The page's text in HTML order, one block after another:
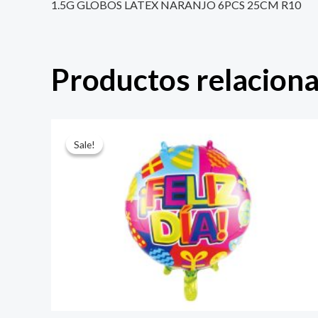
1.5G GLOBOS LATEX NARANJO 6PCS 25CM R10
Productos
Sale!
Sale!precio
original
$ 4.000.
precio
actual
es:
$ 2.800.